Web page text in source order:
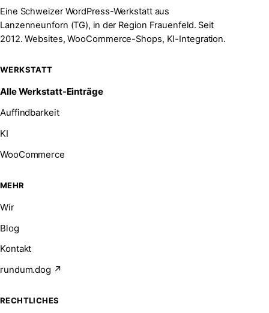
Eine Schweizer WordPress-Werkstatt aus
Lanzenneunforn (TG), in der Region Frauenfeld. Seit
2012. Websites, WooCommerce-Shops, KI-Integration.
WERKSTATT
Alle Werkstatt-Einträge
Auffindbarkeit
KI
WooCommerce
MEHR
Wir
Blog
Kontakt
rundum.dog ↗
RECHTLICHES